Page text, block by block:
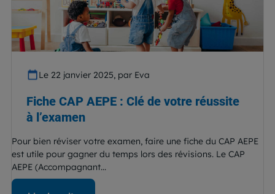
Le 22 janvier 2025, par Eva
Fiche CAP AEPE : Clé de votre réussite
à l’examen
Pour bien réviser votre examen, faire une fiche du CAP AEPE
est utile pour gagner du temps lors des révisions. Le CAP
AEPE (Accompagnant...